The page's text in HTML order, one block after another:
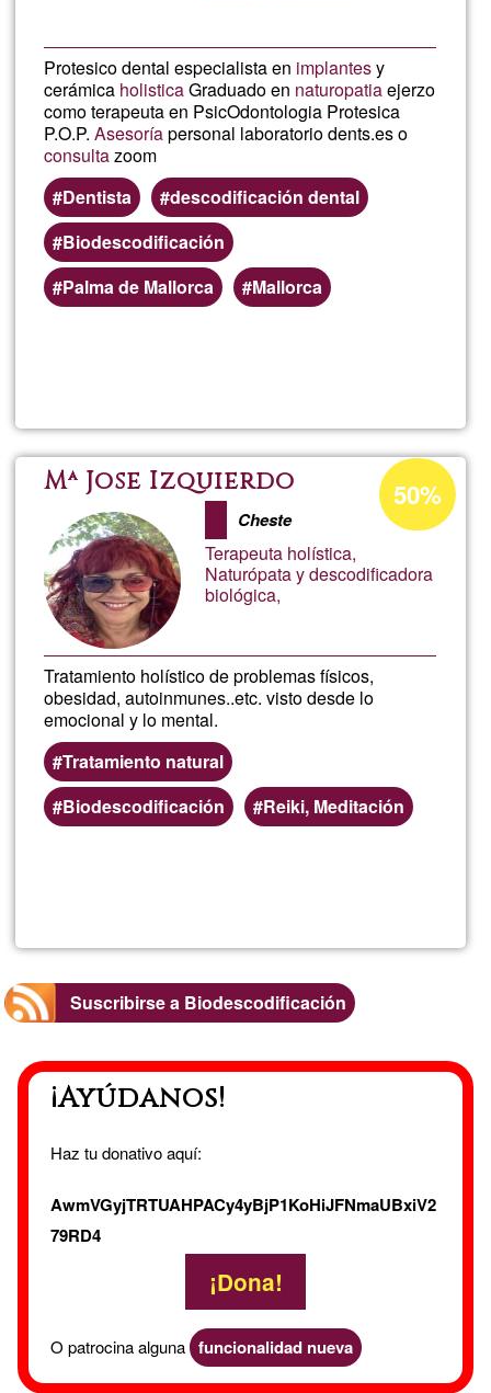
Protesico dental especialista en implantesy
cerámica holisticaGraduado en naturopatiaejerzo
como terapeuta en PsicOdontologia Protesica
P.O.P.Asesoríapersonal laboratorio dents.es o
consultazoom
Dentista
descodificación dental
Biodescodificación
Palma de Mallorca
Mallorca
Josep
Grau
Mª Jose Izquierdo
Cheste
Terapeuta holística,
Naturópata y descodificadora
biológica,
Tratamiento holístico de problemas físicos,
obesidad, autoinmunes..etc. visto desde lo
emocional y lo mental.
Tratamiento natural
Biodescodificación
Reiki, Meditación
Porcentaje
de
aceptación
de
50%
Mª
Suscribirse a Biodescodificación
¡Ayúdanos!
Haz tu donativo aquí:
AwmVGyjTRTUAHPACy4yBjP1KoHiJFNmaUBxiV2
79RD4
¡Dona!
O patrocina alguna funcionalidad nueva